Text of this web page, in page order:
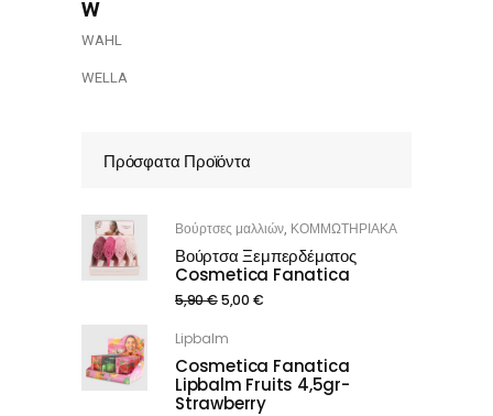
w
WAHL
WELLA
Πρόσφατα Προϊόντα
Βούρτσες μαλλιών, ΚΟΜΜΩΤΗΡΙΑΚΑ
Βούρτσα Ξεμπερδέματος
Cosmetica Fanatica
5,90€5,00 €
Lipbalm
Cosmetica Fanatica
Lipbalm Fruits 4,5gr-
Strawberry